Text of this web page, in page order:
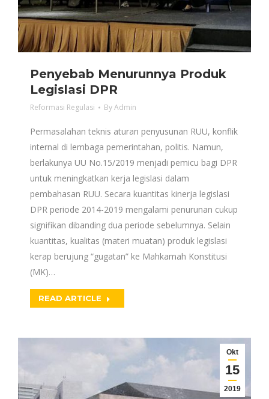
Penyebab Menurunnya Produk
Legislasi DPR
Reformasi Regulasi ByAdmin
Permasalahan teknis aturan penyusunan RUU, konflik
internal di lembaga pemerintahan, politis. Namun,
berlakunya UU No.15/2019 menjadi pemicu bagi DPR
untuk meningkatkan kerja legislasi dalam
pembahasan RUU. Secara kuantitas kinerja legislasi
DPR periode 2014-2019 mengalami penurunan cukup
signifikan dibanding dua periode sebelumnya. Selain
kuantitas, kualitas (materi muatan) produk legislasi
kerap berujung “gugatan” ke Mahkamah Konstitusi
(MK)…
READ ARTICLE
Okt
15
2019